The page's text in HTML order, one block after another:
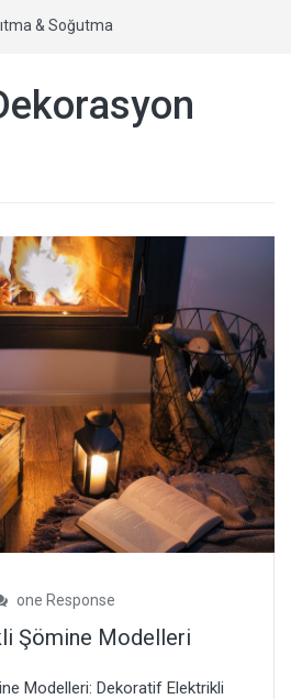
& Soğutma
one Response
Şömine Modelleri
Modelleri: Dekoratif Elektrikli